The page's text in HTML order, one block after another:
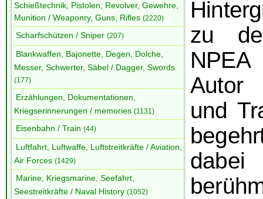
Schießtechnik, Pistolen, Revolver, Gewehre,
Munition / Weaponry, Guns, Rifles (2220)
Scharfschützen / Sniper (207)
Blankwaffen, Bajonette, Degen, Dolche,
Messer, Schwerter, Säbel / Dagger, Swords
(177)
Erzählungen, Dokumentationen,
Kriegserinnerungen / memories (1131)
Eisenbahn / Train (44)
Luftfahrt, Luftwaffe, Luftstreitkräfte / Aviation,
Air Forces (1429)
Marine, Kriegsmarine, Seefahrt,
Seestreitkräfte / Naval History (1052)
zu
Autor
und